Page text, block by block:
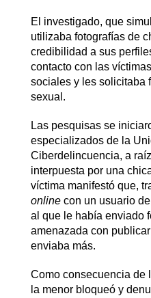
El investigado, que
utilizaba fotografías de
credibilidad a sus
contacto con las
sociales y les solicitaba
sexual.
Las pesquisas se
especializados de la
Ciberdelincuencia, a
interpuesta por una
víctima manifestó que,
onlinecon un usuario
al que le había enviado
amenazada con
enviaba más.
Como consecuencia de
la menor bloqueó y